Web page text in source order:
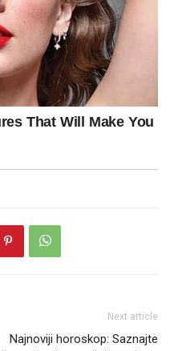
Next article
Najnoviji horoskop: Saznajte